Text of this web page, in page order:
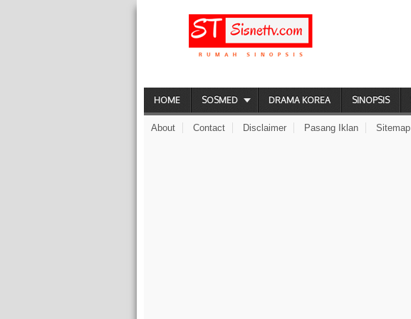
HOME SOSMED DRAMA KOREA SINOPSIS
About Contact Disclaimer Pasang Iklan Sitemap